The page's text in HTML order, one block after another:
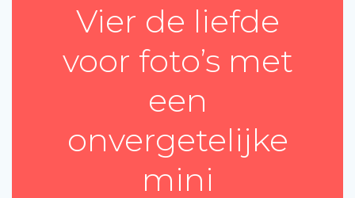
Vier de liefde
voor foto’s met
een
onvergetelijke
mini